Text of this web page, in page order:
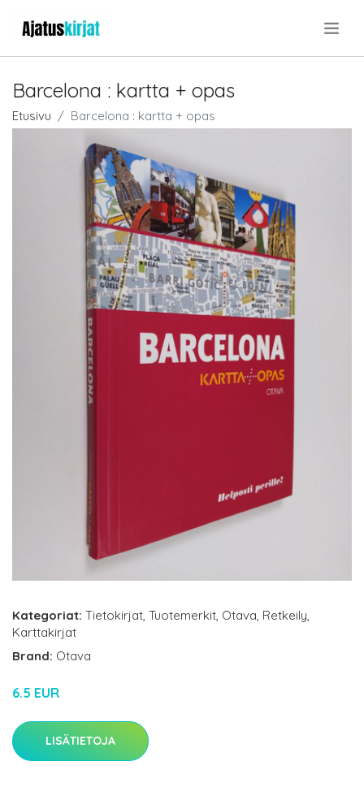
Barcelona : kartta + opas
Etusivu Barcelona : kartta + opas
Kategoriat: Tietokirjat, Tuotemerkit, Otava, Retkeily,
Karttakirjat
Brand: Otava
6.5 EUR
LISÄTIETOJA